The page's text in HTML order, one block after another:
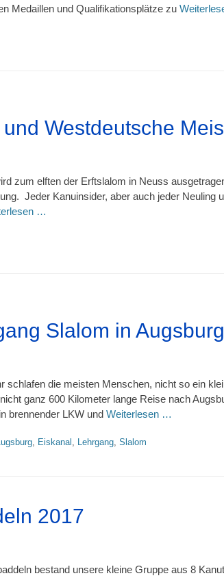
Medaillen und Qualifikationsplätze zu
Westdeutsche
zum elften der Erftslalom in Neuss
Jeder Kanuinsider, aber auch jeder Neuling
…
Slalom in Augsburg
schlafen die meisten Menschen, nicht so ein
ganz 600 Kilometer lange Reise nach
brennender LKW und Weiterlesen …
, Eiskanal , Lehrgang, Slalom
2017
bestand unsere kleine Gruppe aus 8